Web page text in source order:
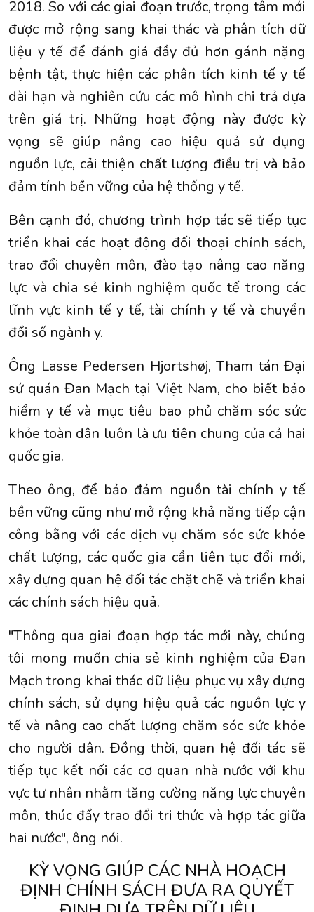
2018. So với các giai đoạn trước, trọng tâm mới
được mở rộng sang khai thác và phân tích dữ
liệu y tế để đánh giá đầy đủ hơn gánh nặng
bệnh tật, thực hiện các phân tích kinh tế y tế
dài hạn và nghiên cứu các mô hình chi trả dựa
trên giá trị. Những hoạt động này được kỳ
vọng sẽ giúp nâng cao hiệu quả sử dụng
nguồn lực, cải thiện chất lượng điều trị và bảo
đảm tính bền vững của hệ thống y tế.
Bên cạnh đó, chương trình hợp tác sẽ tiếp tục
triển khai các hoạt động đối thoại chính sách,
trao đổi chuyên môn, đào tạo nâng cao năng
lực và chia sẻ kinh nghiệm quốc tế trong các
lĩnh vực kinh tế y tế, tài chính y tế và chuyển
đổi số ngành y.
Ông Lasse Pedersen Hjortshøj, Tham tán Đại
sứ quán Đan Mạch tại Việt Nam, cho biết bảo
hiểm y tế và mục tiêu bao phủ chăm sóc sức
khỏe toàn dân luôn là ưu tiên chung của cả hai
quốc gia.
Theo ông, để bảo đảm nguồn tài chính y tế
bền vững cũng như mở rộng khả năng tiếp cận
công bằng với các dịch vụ chăm sóc sức khỏe
chất lượng, các quốc gia cần liên tục đổi mới,
xây dựng quan hệ đối tác chặt chẽ và triển khai
các chính sách hiệu quả.
"Thông qua giai đoạn hợp tác mới này, chúng
tôi mong muốn chia sẻ kinh nghiệm của Đan
Mạch trong khai thác dữ liệu phục vụ xây dựng
chính sách, sử dụng hiệu quả các nguồn lực y
tế và nâng cao chất lượng chăm sóc sức khỏe
cho người dân. Đồng thời, quan hệ đối tác sẽ
tiếp tục kết nối các cơ quan nhà nước với khu
vực tư nhân nhằm tăng cường năng lực chuyên
môn, thúc đẩy trao đổi tri thức và hợp tác giữa
hai nước", ông nói.
KỲ VỌNG GIÚP CÁC NHÀ HOẠCH
ĐỊNH CHÍNH SÁCH ĐƯA RA QUYẾT